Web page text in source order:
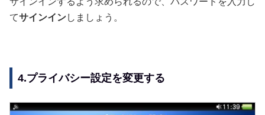
てサインインしましょう。
4.プライバシー設定を変更する